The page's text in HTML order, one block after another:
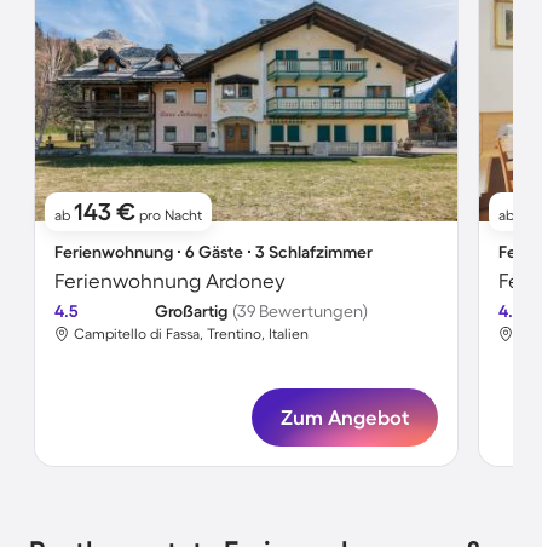
ab 143 € pro Nacht
Ferienwohnung ∙ 6 Gäste ∙ 3 Schlafzimmer
Ferienwohnung Ardoney
4.5 Großartig (39 Bewertungen)
Campitello di Fassa, Trentino, Italien
Zum Angebot
ab
4.3